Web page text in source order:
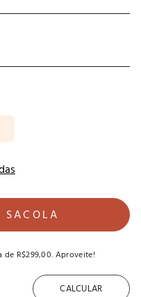
de R$299,00. Aproveite!
CALCULAR